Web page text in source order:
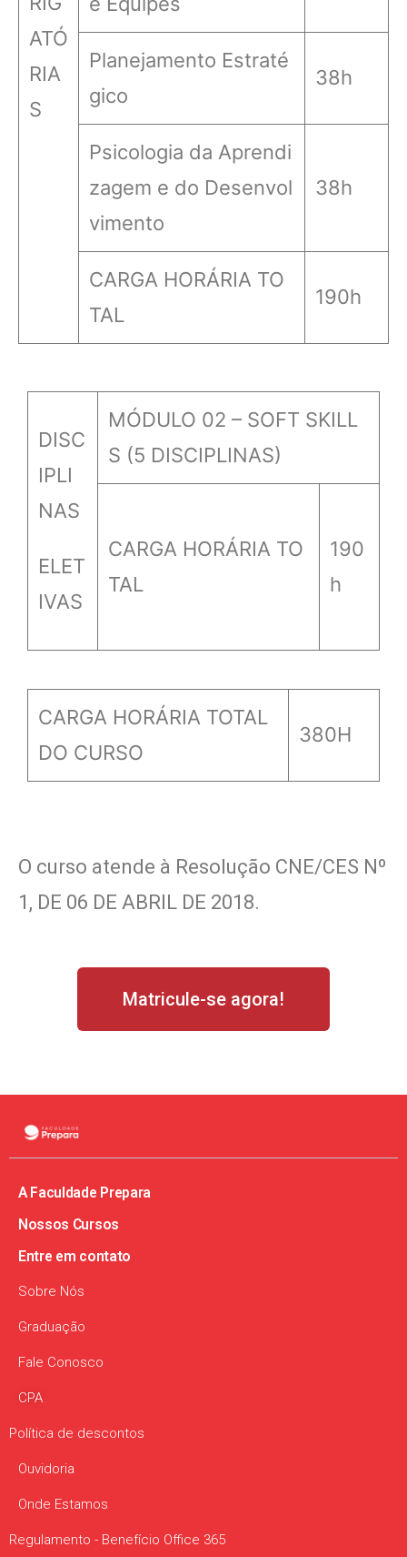
ATÓ
RIA
S
Planejamento Estraté
gico
38h
Psicologia da Aprendi
zagem e do Desenvol
vimento
38h
CARGA HORÁRIA TO
TAL
190h
DISC
IPLI
NAS
ELET
IVAS
MÓDULO 02 – SOFT SKILL
S (5 DISCIPLINAS)
CARGA HORÁRIA TO
TAL
190
h
CARGA HORÁRIA TOTAL
DO CURSO
380H
O curso atende à Resolução CNE/CES Nº
1, DE 06 DE ABRIL DE 2018.
Matricule-se agora!
A Faculdade Prepara
Nossos Cursos​
Entre em contato
Sobre Nós
Graduação
Fale Conosco
CPA
Política de descontos
Ouvidoria
Onde Estamos
Regulamento - Benefício Office 365